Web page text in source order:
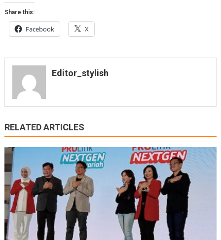
Share this:
Facebook X
Editor_stylish
RELATED ARTICLES